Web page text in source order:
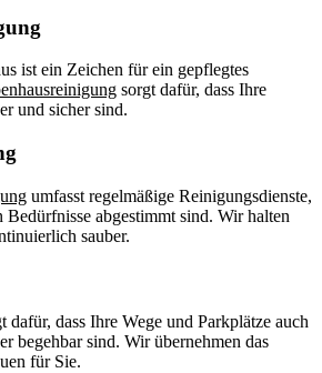
ist ein Zeichen für ein gepflegtes
sorgt dafür, dass Ihre
und sicher sind.
umfasst regelmäßige Reinigungsdienste,
Bedürfnisse abgestimmt sind. Wir halten
sauber.
dafür, dass Ihre Wege und Parkplätze auch
begehbar sind. Wir übernehmen das
für Sie.